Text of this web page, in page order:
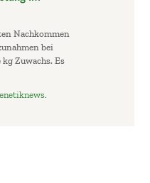
Nachkommen
bei
Zuwachs. Es